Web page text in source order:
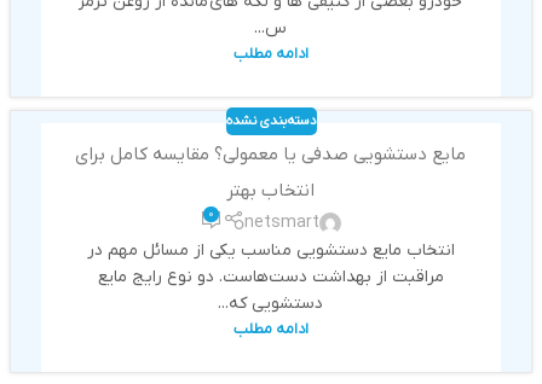
س...
ادامه مطلب
دسته‌بندی نشده
مایع دستشویی صدفی یا معمولی؟ مقایسه کامل برای
انتخاب بهتر
netsmart
0
انتخاب مایع دستشویی مناسب یکی از مسائل مهم در
مراقبت از بهداشت دست‌هاست. دو نوع رایج مایع
دستشویی که...
ادامه مطلب